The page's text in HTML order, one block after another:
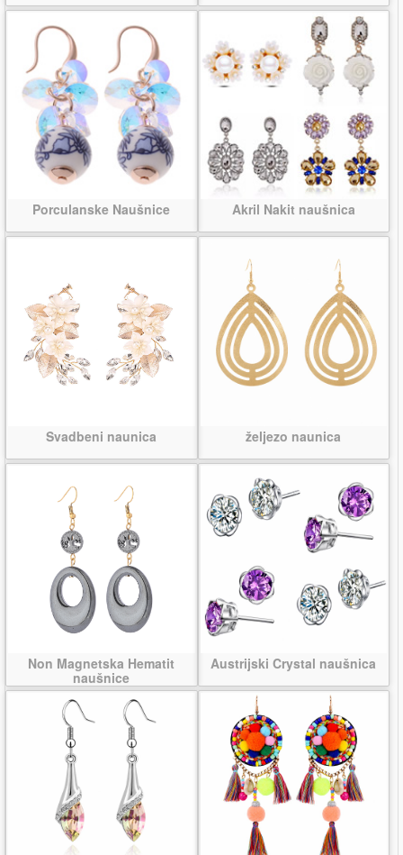
Porculanske Naušnice Akril Nakit naušnica
Svadbeni naunica željezo naunica
Non Magnetska Hematit
naušnice
Austrijski Crystal naušnica